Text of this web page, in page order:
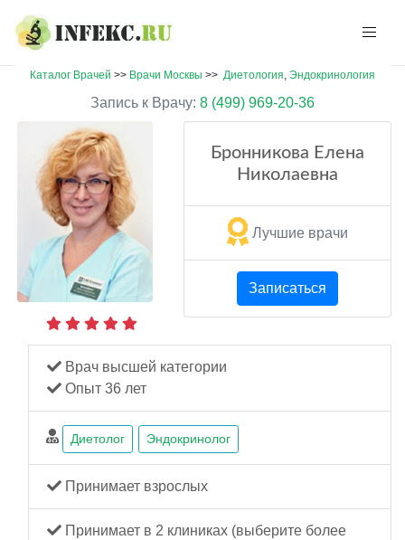
Каталог Врачей >> Врачи Москвы >> Диетология, Эндокринология
Запись к Врачу: 8 (499) 969-20-36
Бронникова Елена
Николаевна
Лучшие врачи
Записаться
Врач высшей категории
Опыт 36 лет
Диетолог Эндокринолог
Принимает взрослых
Принимает в 2 клиниках (выберите более